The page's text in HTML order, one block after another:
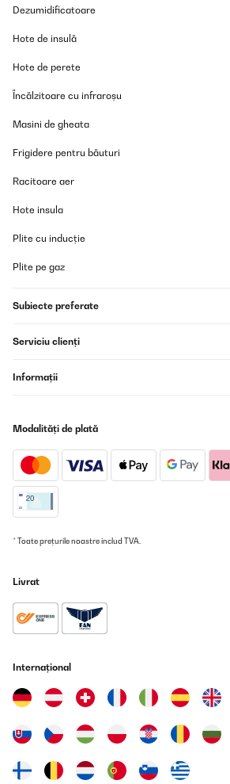
Dezumidificatoare
Hote de insulă
Hote de perete
Încălzitoare cu infraroșu
Masini de gheata
Frigidere pentru băuturi
Racitoare aer
Hote insula
Plite cu inducție
Plite pe gaz
Subiecte preferate
Serviciu clienți
Informații
Modalități de plată
* Toate prețurile noastre includ TVA.
Livrat
Internațional